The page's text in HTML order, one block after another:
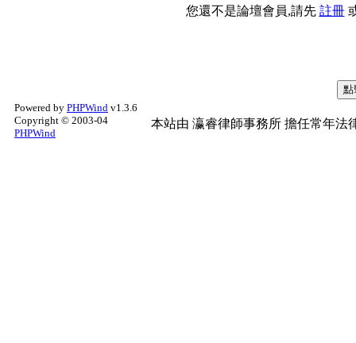
您還不是論壇會員,請先 註冊
Powered by PHPWind v1.3.6
Copyright © 2003-04
PHPWind
本站由 瀛睿律師事務所 擔任常年法